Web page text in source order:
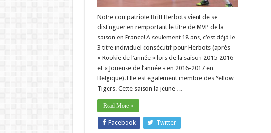
Notre compatriote Britt Herbots vient de se
distinguer en remportant le titre de MVP de la
saison en France! A seulement 18 ans, c’est déjà le
3 titre individuel consécutif pour Herbots (après
« Rookie de l’année » lors de la saison 2015-2016
et « Joueuse de l’année » en 2016-2017 en
Belgique). Elle est également membre des Yellow
Tigers. Cette saison la jeune …
Read More »
Facebook Twitter